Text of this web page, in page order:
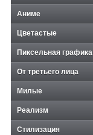
Аниме
Цветастые
Пиксельная графика
От третьего лица
Милые
Реализм
Стилизация